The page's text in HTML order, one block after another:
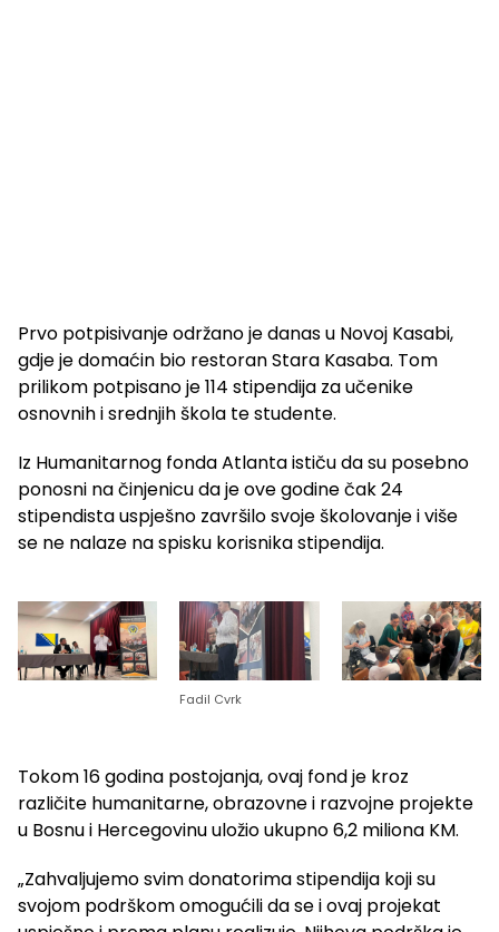
Prvo potpisivanje održano je danas u Novoj Kasabi,
gdje je domaćin bio restoran Stara Kasaba. Tom
prilikom potpisano je 114 stipendija za učenike
osnovnih i srednjih škola te studente.
Iz Humanitarnog fonda Atlanta ističu da su posebno
ponosni na činjenicu da je ove godine čak 24
stipendista uspješno završilo svoje školovanje i više
se ne nalaze na spisku korisnika stipendija.
Fadil Cvrk
Tokom 16 godina postojanja, ovaj fond je kroz
različite humanitarne, obrazovne i razvojne projekte
u Bosnu i Hercegovinu uložio ukupno 6,2 miliona KM.
„Zahvaljujemo svim donatorima stipendija koji su
svojom podrškom omogućili da se i ovaj projekat